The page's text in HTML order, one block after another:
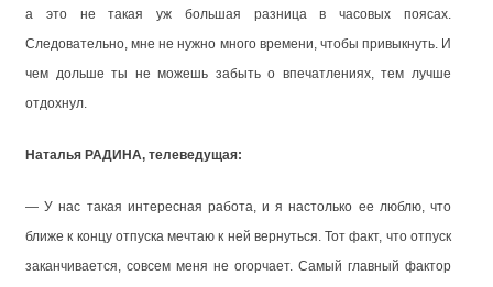
а это не такая уж большая разница в часовых поясах.
Следовательно, мне не нужно много времени, чтобы привыкнуть. И
чем дольше ты не можешь забыть о впечатлениях, тем лучше
отдохнул.
Наталья РАДИНА, телеведущая:
— У нас такая интересная работа, и я настолько ее люблю, что
ближе к концу отпуска мечтаю к ней вернуться. Тот факт, что отпуск
заканчивается, совсем меня не огорчает. Самый главный фактор